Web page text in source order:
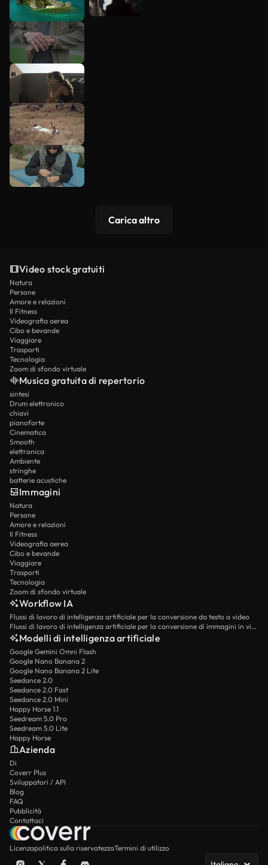
Carica altro
Video stock gratuiti
Natura
Persone
Amore e relazioni
Il Fitness
Videografia aerea
Cibo e bevande
Viaggiare
Trasporti
Tecnologia
Zoom di sfondo virtuale
Musica gratuita di repertorio
sintesi
Drum elettronico
chiavi
pianoforte
Cinematica
Smooth
elettronica
Ambiente
stringhe
batterie acustiche
Immagini
Natura
Persone
Amore e relazioni
Il Fitness
Videografia aerea
Cibo e bevande
Viaggiare
Trasporti
Tecnologia
Zoom di sfondo virtuale
Workflow IA
Flussi di lavoro di intelligenza artificiale per la conversione da testo a video
Flussi di lavoro di intelligenza artificiale per la conversione di immagini in video
Modelli di intelligenza artificiale
Google Gemini Omni Flash
Google Nano Banana 2
Google Nano Banana 2 Lite
Seedance 2.0
Seedance 2.0 Fast
Seedance 2.0 Mini
Happy Horse 1.1
Seedream 5.0 Pro
Seedream 5.0 Lite
Happy Horse
Azienda
Di
Coverr Plus
Sviluppatori / API
Blog
FAQ
Pubblicità
Contattaci
Licenzapolitica sulla riservatezzaTermini di utilizzo